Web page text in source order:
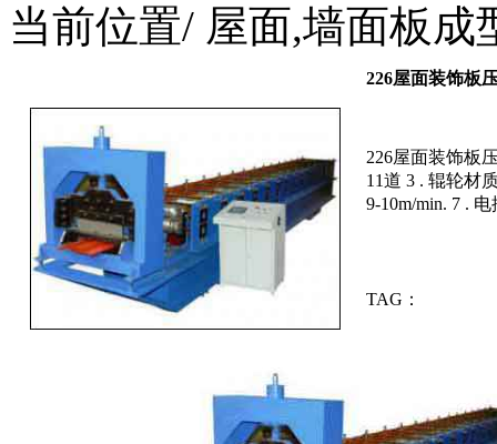
当前位置/ 屋面,墙面板成
226屋面装饰板
226屋面装饰板
11道 3 . 辊轮材
9-10m/min. 7 .
TAG：